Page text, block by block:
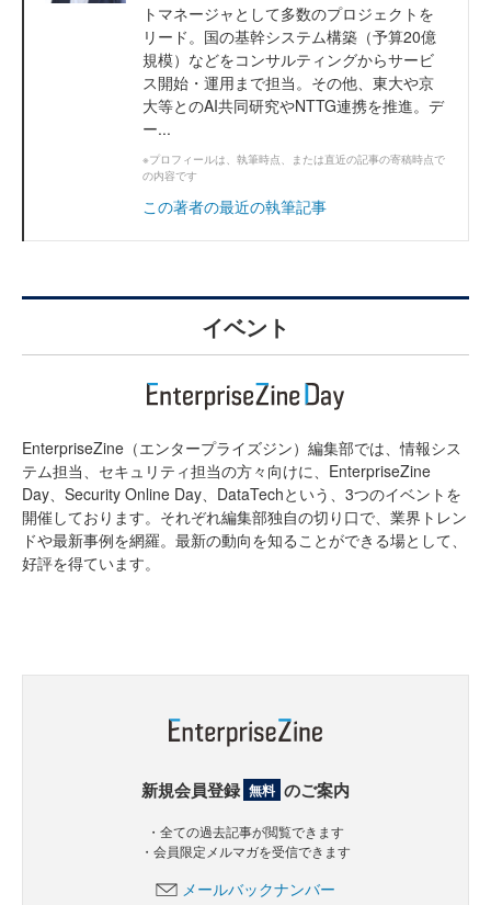
トマネージャとして多数のプロジェクトを
リード。国の基幹システム構築（予算20億
規模）などをコンサルティングからサービ
ス開始・運用まで担当。その他、東大や京
大等とのAI共同研究やNTTG連携を推進。デ
ー...
※プロフィールは、執筆時点、または直近の記事の寄稿時点で
の内容です
この著者の最近の執筆記事
イベント
EnterpriseZine（エンタープライズジン）編集部では、情報シス
テム担当、セキュリティ担当の方々向けに、EnterpriseZine
Day、Security Online Day、DataTechという、3つのイベントを
開催しております。それぞれ編集部独自の切り口で、業界トレン
ドや最新事例を網羅。最新の動向を知ることができる場として、
好評を得ています。
新規会員登録 無料 のご案内
・全ての過去記事が閲覧できます
・会員限定メルマガを受信できます
メールバックナンバー